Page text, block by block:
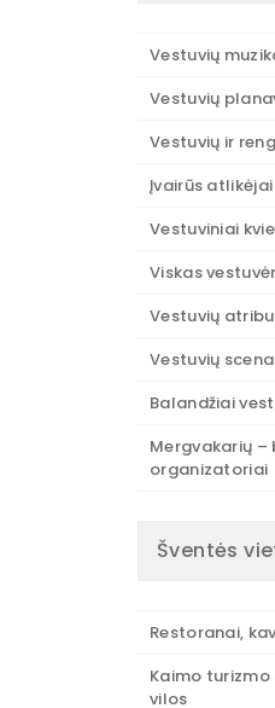
Vestuvių
Vestuvių
Vestuvių ir
Įvairūs atlikėjai
Vestuviniai
Viskas
Vestuvių
Vestuvių
Balandžiai
Mergvakarių –
organizatoriai
Šventės
Restoranai,
Kaimo
vilos